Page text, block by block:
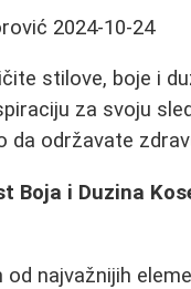
2024-10-24
stilove, boje i
za svoju
da održavate
Boja i Duzina
od najvažnijih